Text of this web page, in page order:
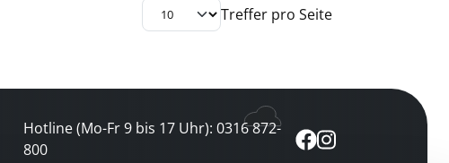
Treffer pro Seite
Hotline (Mo-Fr 9 bis 17 Uhr): 0316 872-
800